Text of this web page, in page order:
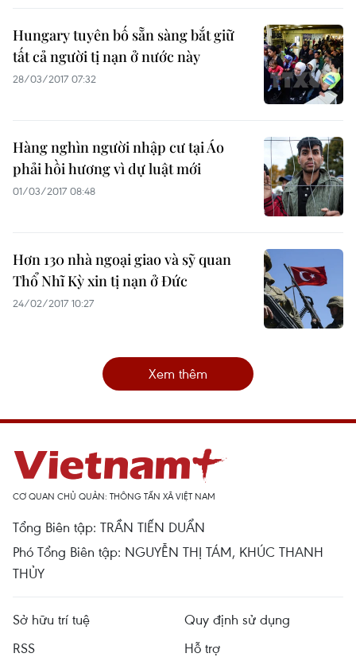
Hungary tuyên bố sẵn sàng bắt giữ
tất cả người tị nạn ở nước này
28/03/2017 07:32
Hàng nghìn người nhập cư tại Áo
phải hồi hương vì dự luật mới
01/03/2017 08:48
Hơn 130 nhà ngoại giao và sỹ quan
Thổ Nhĩ Kỳ xin tị nạn ở Đức
24/02/2017 10:27
Xem thêm
CƠ QUAN CHỦ QUẢN: THÔNG TẤN XÃ VIỆT NAM
Tổng Biên tập: TRẦN TIẾN DUẨN
Phó Tổng Biên tập: NGUYỄN THỊ TÁM, KHÚC THANH
THỦY
Sở hữu trí tuệ
Quy định sử dụng
RSS
Hỗ trợ